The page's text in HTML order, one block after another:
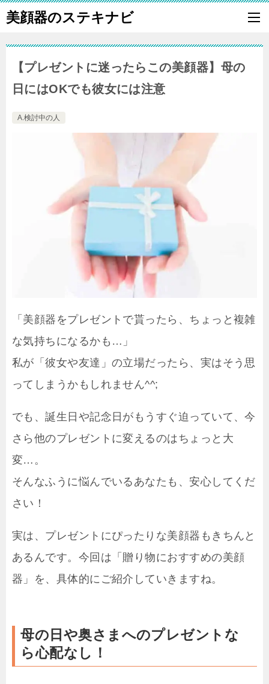
美顔器のステキナビ
【プレゼントに迷ったらこの美顔器】母の
日にはOKでも彼女には注意
A.検討中の人
「美顔器をプレゼントで貰ったら、ちょっと複雑
な気持ちになるかも…」
私が「彼女や友達」の立場だったら、実はそう思
ってしまうかもしれません^^;
でも、誕生日や記念日がもうすぐ迫っていて、今
さら他のプレゼントに変えるのはちょっと大
変…。
そんなふうに悩んでいるあなたも、安心してくだ
さい！
実は、プレゼントにぴったりな美顔器もきちんと
あるんです。今回は「贈り物におすすめの美顔
器」を、具体的にご紹介していきますね。
母の日や奥さまへのプレゼントな
ら心配なし！